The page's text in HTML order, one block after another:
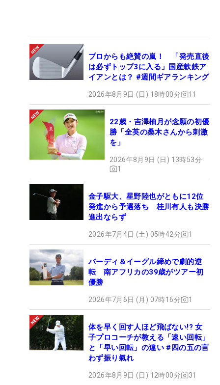
プロからも絶賛の嵐！ 「発売直後
は必ずトップ3に入る」国産軟鉄ア
イアンとは？ #週間ギアランキング
2026年8月9日 (日) 18時00分 11
22歳・吉澤柚月が念願の初優
勝「全英の桑木さんから刺激
を」
2026年8月9日 (日) 13時53分
1
金子駆大、星野陸也がともに12位
発進から予選落ち 桂川有人も決勝
進出ならず
2026年7月4日 (土) 05時42分 1
バーディ＆イーグル締めで劇的逆
転 南アフリカの39歳がツアー初
優勝
2026年7月6日 (月) 07時16分 1
体を早く回す人ほど飛ばない!? 女
子プロコーチが教える「速い回転」
と「早い回転」の違い #四の五の言
わず振り氣れ
2026年8月9日 (日) 12時00分 31